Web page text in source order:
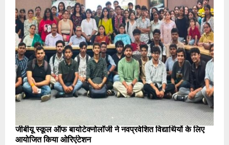
जीबीयू स्कूल ऑफ बायोटेक्नोलॉजी ने नवप्रवेशित विद्यार्थियों के लिए
आयोजित किया ओरिएंटेशन